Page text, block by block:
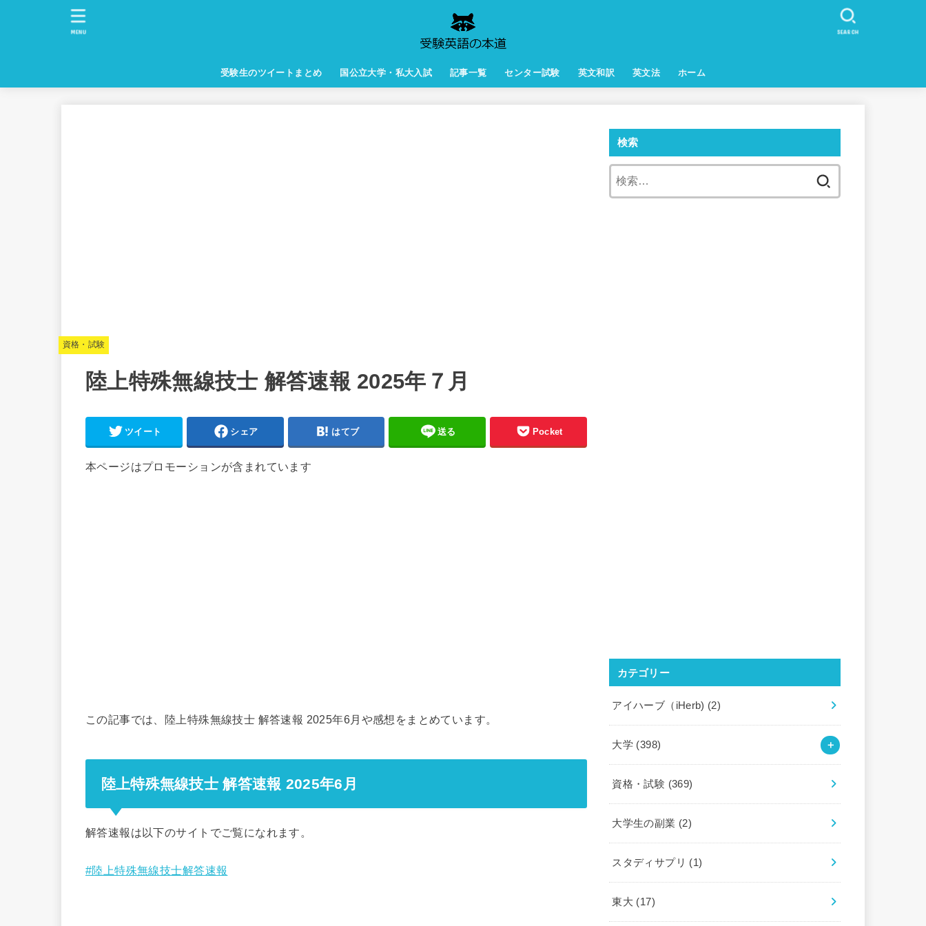
受験生のツイートまとめ 国公立大学・私大入試 記事一覧 センター試験 英文和訳 英文法 ホーム
SEARCH
MENU
資格・試験
陸上特殊無線技士 解答速報 2025年７月
ツイート シェア はてブ 送る Pocket
本ページはプロモーションが含まれています
この記事では、陸上特殊無線技士 解答速報 2025年6月や感想をまとめています。
陸上特殊無線技士 解答速報 2025年6月
解答速報は以下のサイトでご覧になれます。
#陸上特殊無線技士解答速報
検索
カテゴリー
アイハーブ（iHerb) (2)
大学 (398)
資格・試験 (369)
大学生の副業 (2)
スタディサプリ (1)
東大 (17)